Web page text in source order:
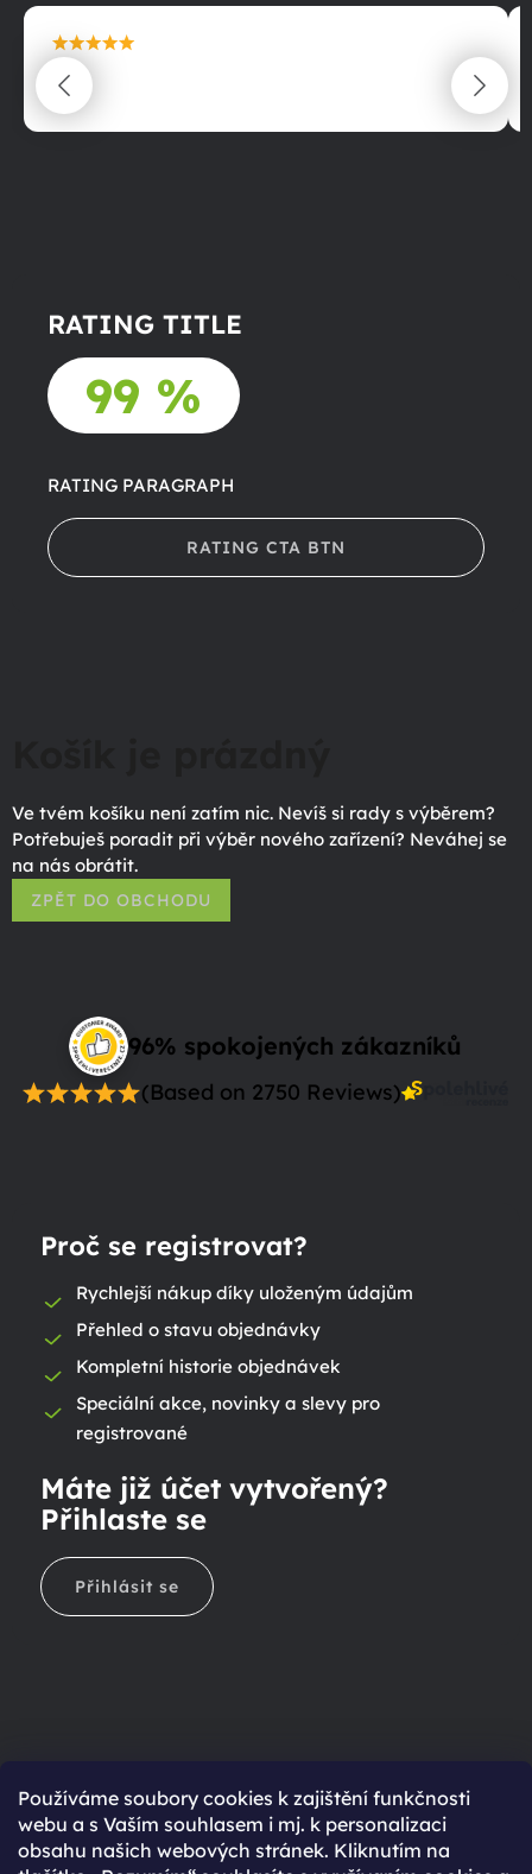
Používáme soubory cookies k zajištění funkčnosti
webu a s Vaším souhlasem i mj. k personalizaci
obsahu našich webových stránek. Kliknutím na
maximální spokojenost
22.06.2025
RATING TITLE
99 %
RATING PARAGRAPH
RATING CTA BTN
Ve tvém košíku není zatím nic. Nevíš si rady s výběrem?
Potřebuješ poradit při výběr nového zařízení? Neváhej se
na nás obrátit.
ZPĚT DO OBCHODU
96% spokojených zákazníků
(Based on 2750 Reviews)
Proč se registrovat?
Rychlejší nákup díky uloženým údajům
Přehled o stavu objednávky
Kompletní historie objednávek
Speciální akce, novinky a slevy pro
registrované
Máte již účet vytvořený?
Přihlaste se
Přihlásit se
Ještě nemáte účet?
Rychlejší nákup díky uloženým údajům